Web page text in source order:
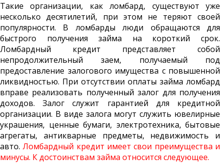
Такие организации, как ломбард, существуют уже
несколько десятилетий, при этом не теряют своей
популярности. В ломбарды люди обращаются для
быстрого получения займа на короткий срок.
Ломбардный кредит представляет собой
непродолжительный заем, получаемый под
предоставление залогового имущества с повышенной
ликвидностью. При отсутствии оплаты займа ломбард
вправе реализовать полученный залог для получения
доходов. Залог служит гарантией для кредитной
организации. В виде залога могут служить ювелирные
украшения, ценные бумаги, электротехника, бытовые
агрегаты, антикварные предметы, недвижимость и
авто.Ломбардный кредит имеет свои преимущества и
минусы. К достоинствам займа относится следующее.